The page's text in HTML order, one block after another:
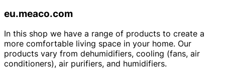
eu.meaco.com
In this shop we have a range of products to create a
more comfortable living space in your home. Our
products vary from dehumidifiers, cooling (fans, air
conditioners), air purifiers, and humidifiers.